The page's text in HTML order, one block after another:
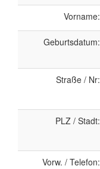
Vorname:
Geburtsdatum:
Straße / Nr:
PLZ / Stadt:
Vorw. / Telefon: